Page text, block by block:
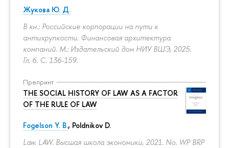
Жукова Ю. Д.
В кн.: Российские корпорации на пути к
антихрупкости. Финансовая архитектура
компаний. М.: Издательский дом НИУ ВШЭ, 2025.
Гл. 6. С. 136-159.
Препринт
THE SOCIAL HISTORY OF LAW AS A FACTOR
OF THE RULE OF LAW
Fogelson Y. B., Poldnikov D.
Law. LAW. Высшая школа экономики, 2021. No. WP BRP